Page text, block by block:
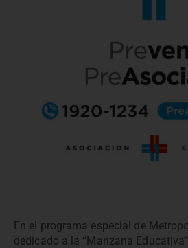
En el programa especial de
dedicado a la “Manzana